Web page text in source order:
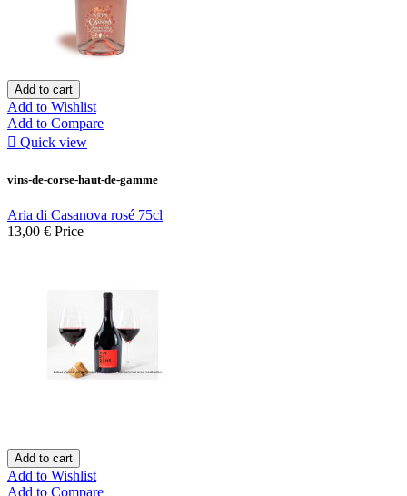
Add to cart
Add to Wishlist
Add to Compare
 Quick view
vins-de-corse-haut-de-gamme
Aria di Casanova rosé 75cl
13,00 € Price
Add to cart
Add to Wishlist
Add to Compare